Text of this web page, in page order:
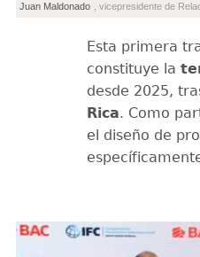
Juan Maldonado , vicepresidente de
Esta primera
constituye la
desde 2025,
Rica. Como
el diseño de